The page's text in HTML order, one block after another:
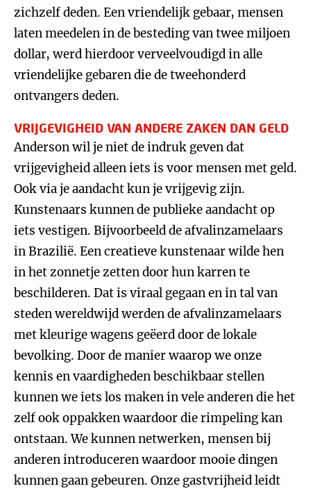
zichzelf deden. Een vriendelijk gebaar, mensen
laten meedelen in de besteding van twee miljoen
dollar, werd hierdoor verveelvoudigd in alle
vriendelijke gebaren die de tweehonderd
ontvangers deden.
VRIJGEVIGHEID VAN ANDERE ZAKEN DAN GELD
Anderson wil je niet de indruk geven dat
vrijgevigheid alleen iets is voor mensen met geld.
Ook via je aandacht kun je vrijgevig zijn.
Kunstenaars kunnen de publieke aandacht op
iets vestigen. Bijvoorbeeld de afvalinzamelaars
in Brazilië. Een creatieve kunstenaar wilde hen
in het zonnetje zetten door hun karren te
beschilderen. Dat is viraal gegaan en in tal van
steden wereldwijd werden de afvalinzamelaars
met kleurige wagens geëerd door de lokale
bevolking. Door de manier waarop we onze
kennis en vaardigheden beschikbaar stellen
kunnen we iets los maken in vele anderen die het
zelf ook oppakken waardoor die rimpeling kan
ontstaan. We kunnen netwerken, mensen bij
anderen introduceren waardoor mooie dingen
kunnen gaan gebeuren. Onze gastvrijheid leidt